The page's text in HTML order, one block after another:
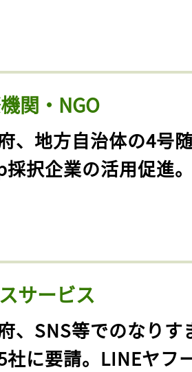
関・NGO
、地方自治体の4号
択企業の活用促進
サービス
、SNS等でのなりす
社に要請。LINEヤフ